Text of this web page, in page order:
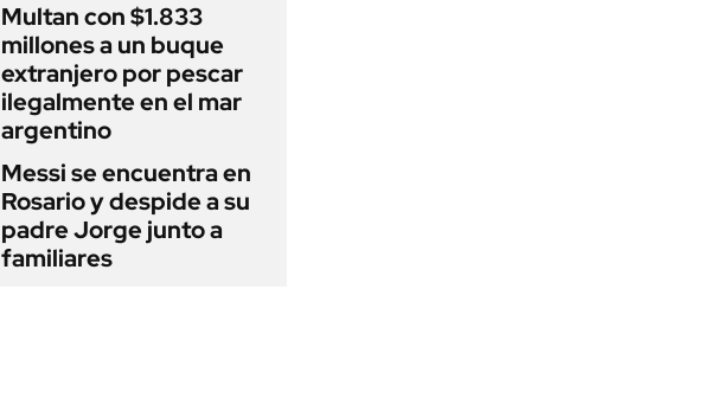
Multan con $1.833
millones a un buque
extranjero por pescar
ilegalmente en el mar
argentino
Messi se encuentra en
Rosario y despide a su
padre Jorge junto a
familiares